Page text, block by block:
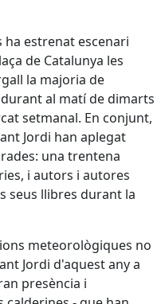
ha estrenat escenari
de Catalunya les
la majoria de
al matí de dimarts
setmanal. En conjunt,
Jordi han aplegat
una trentena
i autors i autores
seus llibres durant la
meteorològiques no
Jordi d'aquest any a
presència i